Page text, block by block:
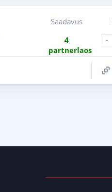
Saadavus
4
partnerlaos
-